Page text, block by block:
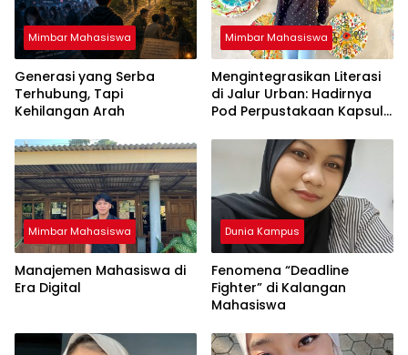
Mimbar Mahasiswa
Generasi yang Serba
Terhubung, Tapi
Kehilangan Arah
Mimbar Mahasiswa
Mengintegrasikan Literasi
di Jalur Urban: Hadirnya
Pod Perpustakaan Kapsul
Tren Terbaru
Mimbar Mahasiswa
Manajemen Mahasiswa di
Era Digital
Dunia Kampus
Fenomena “Deadline
Fighter” di Kalangan
Mahasiswa